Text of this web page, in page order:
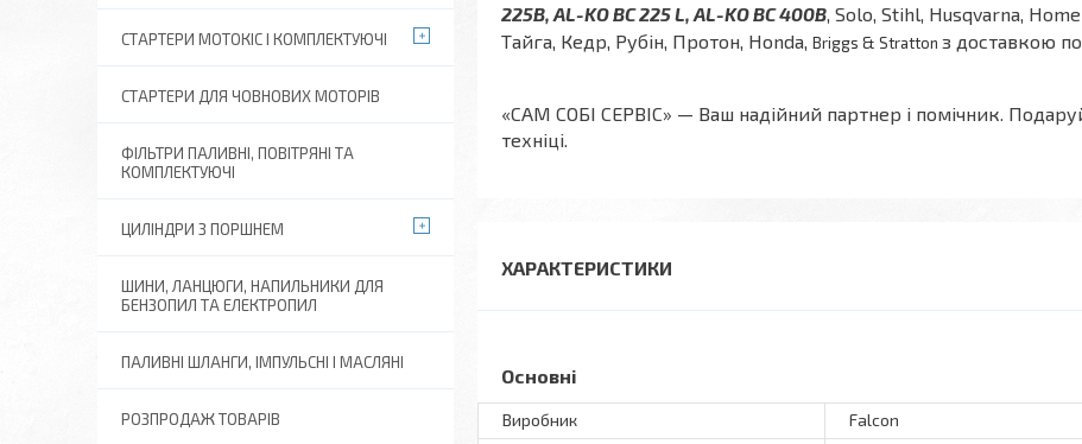
225B, AL-KO BC 225 L, AL-KO BC 400B, Solo, Stihl, Husqvarna,
Тайга, Кедр, Рубін, Протон, Honda, Briggs & Stratton з доставкою по
«САМ СОБІ СЕРВІС» — Ваш надійний партнер і помічник.
техніці.
ХАРАКТЕРИСТИКИ
Основні
Виробник
Falcon
СТАРТЕРИ МОТОКІС І КОМПЛЕКТУЮЧІ
СТАРТЕРИ ДЛЯ ЧОВНОВИХ МОТОРІВ
ФІЛЬТРИ ПАЛИВНІ, ПОВІТРЯНІ ТА
КОМПЛЕКТУЮЧІ
ЦИЛІНДРИ З ПОРШНЕМ
ШИНИ, ЛАНЦЮГИ, НАПИЛЬНИКИ ДЛЯ
БЕНЗОПИЛ ТА ЕЛЕКТРОПИЛ
ПАЛИВНІ ШЛАНГИ, ІМПУЛЬСНІ І МАСЛЯНІ
РОЗПРОДАЖ ТОВАРІВ